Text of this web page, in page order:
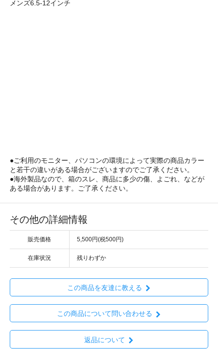
メンズ6.5-12インチ
●ご利用のモニター、パソコンの環境によって実際の商品カラー
と若干の違いがある場合がございますのでご了承ください。
●海外製品なので、箱のスレ、商品に多少の傷、よごれ、などが
ある場合があります。ご了承ください。
その他の詳細情報
販売価格 5,500円(税500円)
在庫状況 残りわずか
この商品を友達に教える
この商品について問い合わせる
返品について